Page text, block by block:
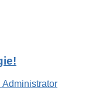
Administrator